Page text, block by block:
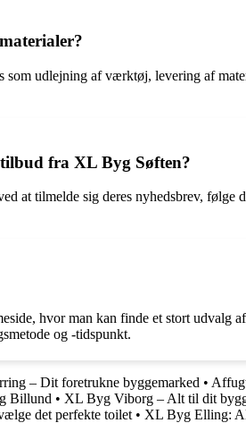
udlejning af værktøj, levering af
fra XL Byg Søften?
at tilmelde sig deres nyhedsbrev, følge
hvor man kan finde et stort
og -tidspunkt.
– Dit foretrukne byggemarked •
Billund • XL Byg Viborg – Alt til dit
det perfekte toilet • XL Byg Elling: